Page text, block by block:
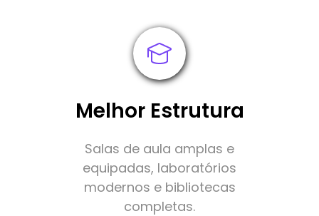
Melhor Estrutura
Salas de aula amplas e
equipadas, laboratórios
modernos e bibliotecas
completas.